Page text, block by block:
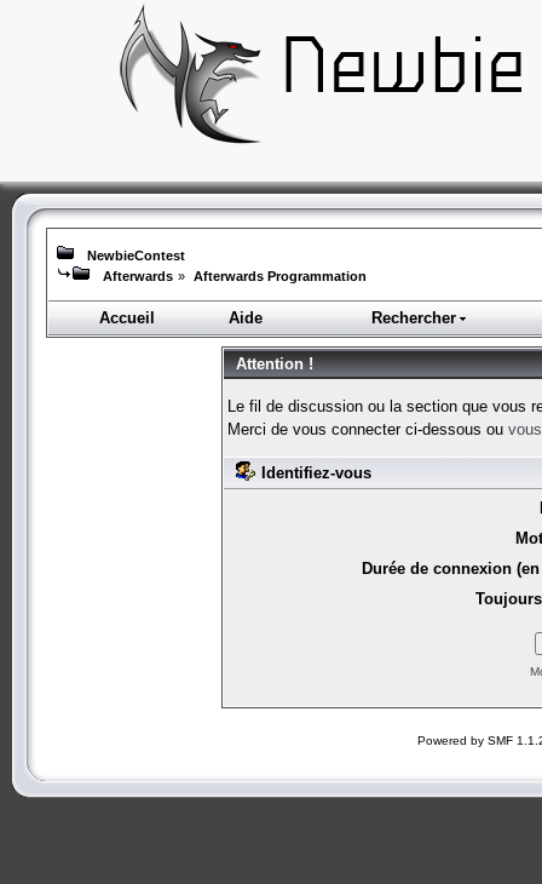
NewbieContest
Afterwards » Afterwards Programmation
Accueil Aide Rechercher
Attention !
Le fil de discussion ou la section que vous
Merci de vous connecter ci-dessous ou
Identifiez-vous
Durée de connexion
Powered by SMF